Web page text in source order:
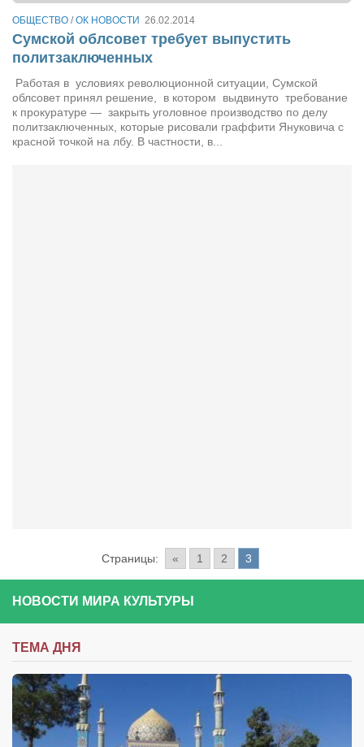
Художники
Надія Белокур
Анна Гидора
Леонтий Костур
Римма Миленкова
Конкурс «Колибри» 2013
Афиша Киев
Афиша Сумы
О нас
ОБЩЕСТВО /ОК НОВОСТИ 26.02.2014
Сумской облсовет требует выпустить
политзаключенных
Работая в условиях революционной ситуации, Сумской
облсовет принял решение, в котором выдвинуто требование
к прокуратуре — закрыть уголовное производство по делу
политзаключенных, которые рисовали граффити Януковича с
красной точкой на лбу. В частности, в...
Страницы: « 1 2 3
НОВОСТИ МИРА КУЛЬТУРЫ
ТЕМА ДНЯ